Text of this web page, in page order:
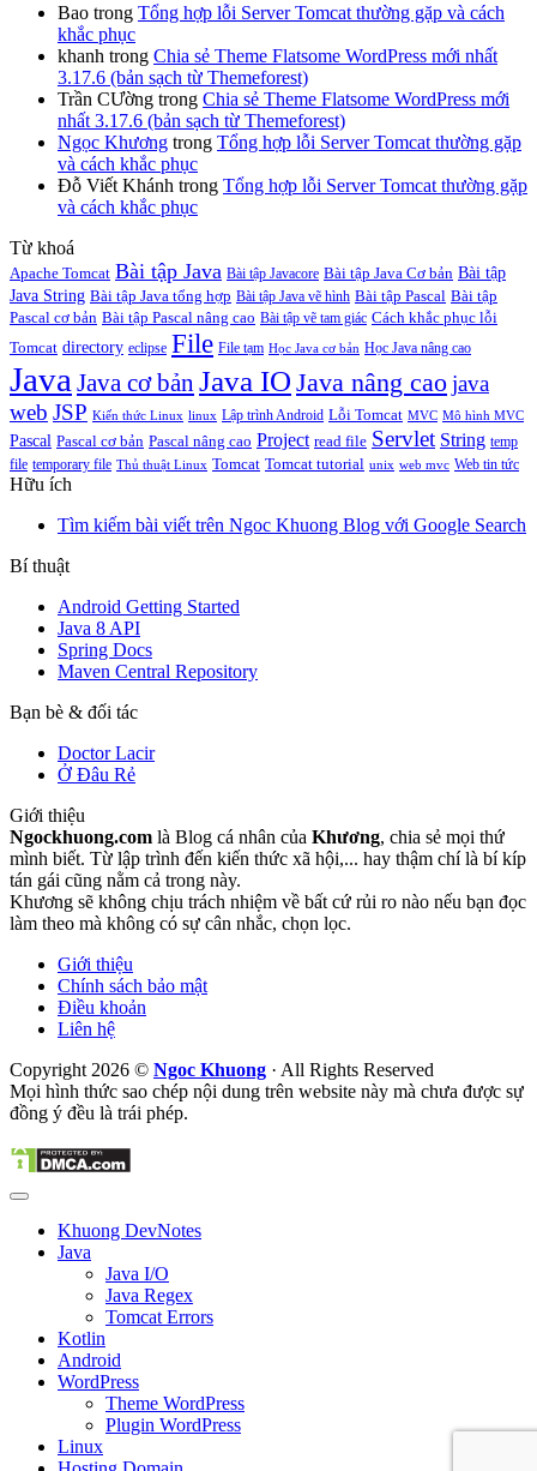
Bao trong Tổng hợp lỗi Server Tomcat thường gặp và cách
khắc phục
khanh trong Chia sẻ Theme Flatsome WordPress mới nhất
3.17.6 (bản sạch từ Themeforest)
Trần CƯờng trong Chia sẻ Theme Flatsome WordPress mới
nhất 3.17.6 (bản sạch từ Themeforest)
Ngọc Khương trong Tổng hợp lỗi Server Tomcat thường gặp
và cách khắc phục
Đỗ Viết Khánh trong Tổng hợp lỗi Server Tomcat thường gặp
và cách khắc phục
Từ khoá
Apache Tomcat Bài tập Java Bài tập Javacore Bài tập Java Cơ bản Bài tập
Java String Bài tập Java tổng hợp Bài tập Java vẽ hình Bài tập Pascal Bài tập
Pascal cơ bản Bài tập Pascal nâng cao Bài tập vẽ tam giác Cách khắc phục lỗi
Tomcat directory eclipse File File tạm Học Java cơ bản Học Java nâng cao
Java Java cơ bản Java IO Java nâng caojava
web JSP Kiến thức Linux linux Lập trình Android Lỗi Tomcat MVC Mô hình MVC
Pascal Pascal cơ bản Pascal nâng cao Project read file Servlet String temp
file temporary file Thủ thuật Linux Tomcat Tomcat tutorial unix web mvc Web tin tức
Hữu ích
Tìm kiếm bài viết trên Ngoc Khuong Blog với Google Search
Bí thuật
Android Getting Started
Java 8 API
Spring Docs
Maven Central Repository
Bạn bè & đối tác
Doctor Lacir
Ở Đâu Rẻ
Giới thiệu
Ngockhuong.com là Blog cá nhân của Khương, chia sẻ mọi thứ
mình biết. Từ lập trình đến kiến thức xã hội,... hay thậm chí là bí kíp
tán gái cũng nằm cả trong này.
Khương sẽ không chịu trách nhiệm về bất cứ rủi ro nào nếu bạn đọc
làm theo mà không có sự cân nhắc, chọn lọc.
Giới thiệu
Chính sách bảo mật
Điều khoản
Liên hệ
Copyright 2026 © Ngoc Khuong · All Rights Reserved
Mọi hình thức sao chép nội dung trên website này mà chưa được sự
đồng ý đều là trái phép.
Khuong DevNotes
Java
Java I/O
Java Regex
Tomcat Errors
Kotlin
Android
WordPress
Theme WordPress
Plugin WordPress
Linux